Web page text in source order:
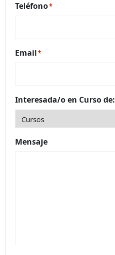
Teléfono*
Email*
Interesada/o en Curso de:
Mensaje